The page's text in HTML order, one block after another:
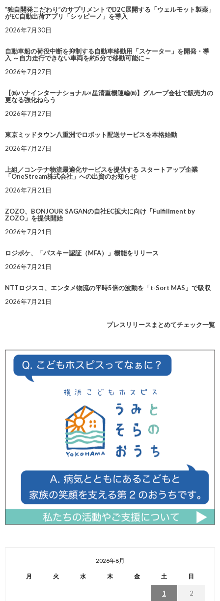
“独自開発こだわり”のサプリメントでD2C展開する「ウェルモット製薬」
がEC自動出荷アプリ「シッピーノ」を導入
2026年7月30日
自動車船の荷役中断を抑制する自動車移動用「スケーター」を開発・導
入 ～自力走行できない車両を約5分で移動可能に～
2026年7月27日
【㈱ハナインターナショナル×星清重機運輸㈱】グループ会社で販売力の
更なる強化ねらう
2026年7月27日
東京ミッドタウン八重洲でロボット配送サービスを本格始動
2026年7月27日
上組／コンテナ物流最適化サービスを提供する スタートアップ企業
「OneStream株式会社」への出資のお知らせ
2026年7月21日
ZOZO、BONJOUR SAGANの自社EC拡大に向け「Fulfillment by
ZOZO」を提供開始
2026年7月21日
ロジポケ、「パスキー認証（MFA）」機能をリリース
2026年7月21日
NTTロジスコ、エンタメ物流の平時5倍の波動を「t-Sort MAS」で吸収
2026年7月21日
プレスリリースまとめてチェック一覧
2026年8月
月 火 水 木 金 土 日
1 2